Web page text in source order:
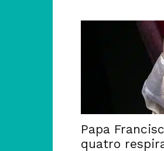
Papa
quatro